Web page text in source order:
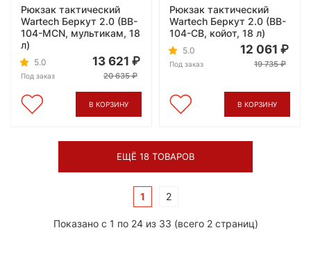
Рюкзак тактический
Wartech Беркут 2.0 (BB-
104-MCN, мультикам, 18
л)
5.0
Под заказ
13 621
20 635
В КОРЗИНУ
Рюкзак тактический
Wartech Беркут 2.0 (BB-
104-CB, койот, 18 л)
5.0
Под заказ
12 061
19 735
В КОРЗИНУ
ЕЩЁ 18 ТОВАРОВ
1 2
Показано с 1 по 24 из 33 (всего 2 страниц)